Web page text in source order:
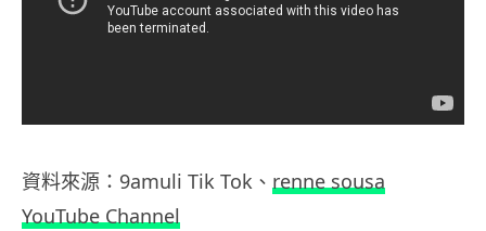
資料來源：9amuli Tik Tok、 renne sousa
YouTube Channel